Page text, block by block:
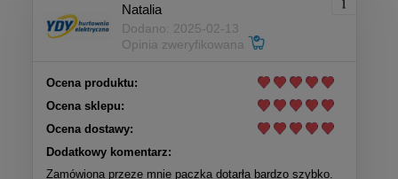
Natalia
Dodano: 2025-02-13
Opinia zweryfikowana
Ocena produktu:
Ocena sklepu:
Ocena dostawy:
Dodatkowy komentarz:
Zamówiona przeze mnie paczka dotarła bardzo szybko.